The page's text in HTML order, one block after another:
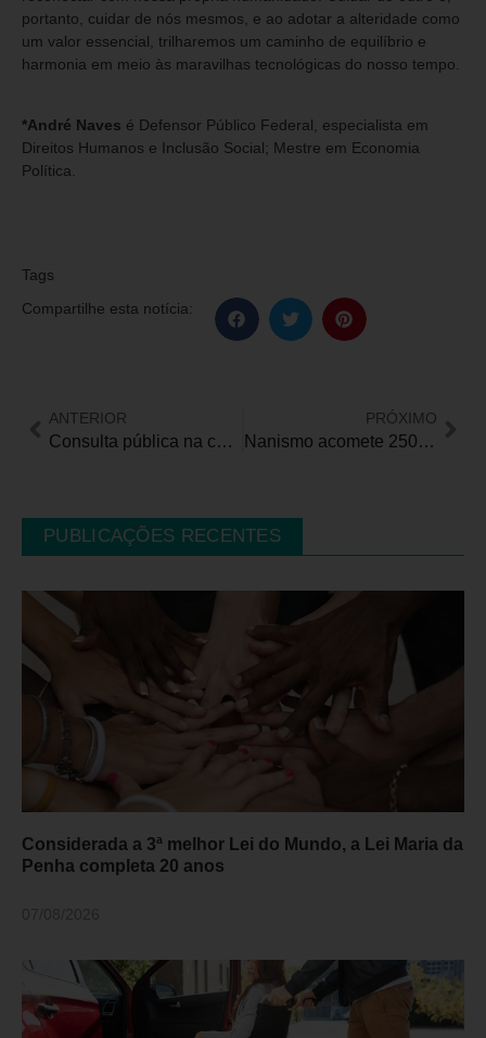
portanto, cuidar de nós mesmos, e ao adotar a alteridade como
um valor essencial, trilharemos um caminho de equilíbrio e
harmonia em meio às maravilhas tecnológicas do nosso tempo.
*André Naves é Defensor Público Federal, especialista em
Direitos Humanos e Inclusão Social; Mestre em Economia
Política.
Tags
Compartilhe esta notícia:
ANTERIOR
Consulta pública na capital paulista de futuro edital para oficinas para pessoas com deficiência
PRÓXIMO
Nanismo acomete 250 mil pessoas no mundo. No Brasil, estima-se que seja 1 para cada 10 mil habitantes
PUBLICAÇÕES RECENTES
Considerada a 3ª melhor Lei do Mundo, a Lei Maria da
Penha completa 20 anos